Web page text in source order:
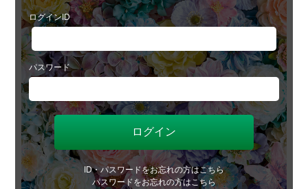
ログインID
パスワード
ID・パスワードをお忘れの方はこちら
パスワードをお忘れの方はこちら